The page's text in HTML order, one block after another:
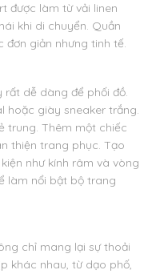
được làm từ vải linen
khi di chuyển. Quần
giản nhưng tinh tế.
dễ dàng để phối đồ.
hoặc giày sneaker trắng.
trung. Thêm một chiếc
thiện trang phục. Tạo
như kính râm và vòng
làm nổi bật bộ trang
chỉ mang lại sự thoải
khác nhau, từ dạo phố,